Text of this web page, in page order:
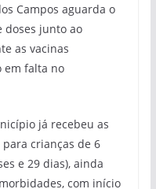
Campos aguarda o
doses junto ao
as vacinas
em falta no
já recebeu as
crianças de 6
e 29 dias), ainda
com início